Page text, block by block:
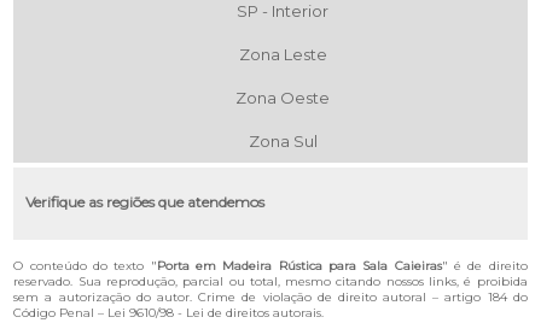
SP - Interior
Zona Leste
Zona Oeste
Zona Sul
Verifique as regiões que atendemos
O conteúdo do texto "Porta em Madeira Rústica para Sala Caieiras" é de direito
reservado. Sua reprodução, parcial ou total, mesmo citando nossos links, é proibida
sem a autorização do autor. Crime de violação de direito autoral – artigo 184 do
Código Penal – Lei 9610/98 - Lei de direitos autorais.